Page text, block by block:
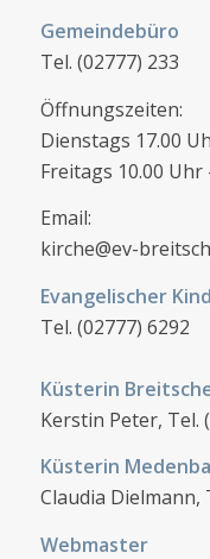
Gemeindebüro
Tel. (02777) 233
Öffnungszeiten:
Dienstags 17.00
Freitags 10.00 Uhr
Email:
kirche@ev-
Evangelischer
Tel. (02777) 6292
Küsterin
Kerstin Peter, Tel.
Küsterin
Claudia Dielmann,
Webmaster